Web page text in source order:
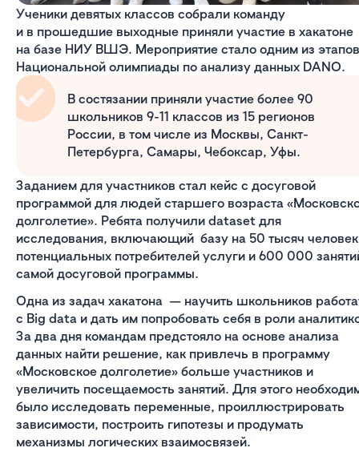
Ученики девятых классов собрали команду
и в прошедшие выходные приняли участие в хакатоне
на базе НИУ ВШЭ. Мероприятие стало одним из этапов
Национальной олимпиады по анализу данных DANO.
В состязании приняли участие более 90
школьников 9-11 классов из 15 регионов
России, в том числе из Москвы, Санкт-
Петербурга, Самары, Чебоксар, Уфы.
Заданием для участников стал кейс с досуговой
программой для людей старшего возраста
долголетие». Ребята получили dataset для
исследования, включающий базу на 50 тысяч
потенциальных потребителей услуги и 600 000
самой досуговой программы.
Одна из задач хакатона — научить школьников
с Big data и дать им попробовать себя в роли
За два дня командам предстояло на основе анализа
данных найти решение, как привлечь в программу
«Московское долголетие» больше участников и
увеличить посещаемость занятий. Для этого
было исследовать переменные, проиллюстрировать
зависимости, построить гипотезы и продумать
механизмы логических взаимосвязей.